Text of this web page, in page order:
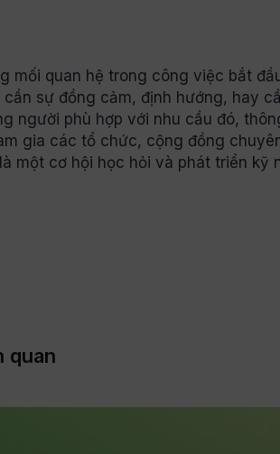
mối quan hệ trong công việc bắt
cần sự đồng cảm, định hướng, hay
người phù hợp với nhu cầu đó,
gia các tổ chức, cộng đồng
một cơ hội học hỏi và phát triển kỹ
quan